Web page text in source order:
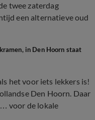
twee zaterdag
een alternatieve oud
in Den Hoorn staat
het voor iets lekkers is!
Den Hoorn. Daar
voor de lokale